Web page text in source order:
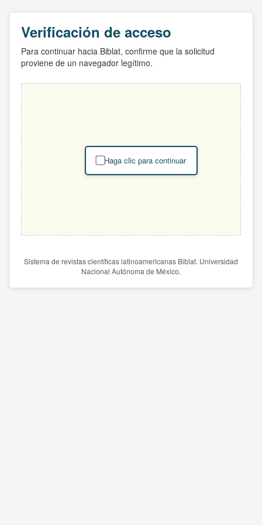
Verificación de acceso
Para continuar hacia Biblat, confirme que la solicitud
proviene de un navegador legítimo.
Haga clic para continuar
Sistema de revistas científicas latinoamericanas Biblat. Universidad
Nacional Autónoma de México.